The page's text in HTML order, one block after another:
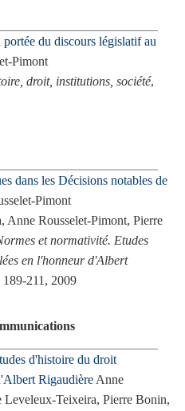
du discours législatif au
Pimont
droit, institutions, société,
dans les Décisions notables de
Pimont
Anne Rousselet-Pimont, Pierre
et normativité. Etudes
en l'honneur d'Albert
211, 2009
d'histoire du droit
Rigaudière Anne
Leveleux-Teixeira, Pierre Bonin,